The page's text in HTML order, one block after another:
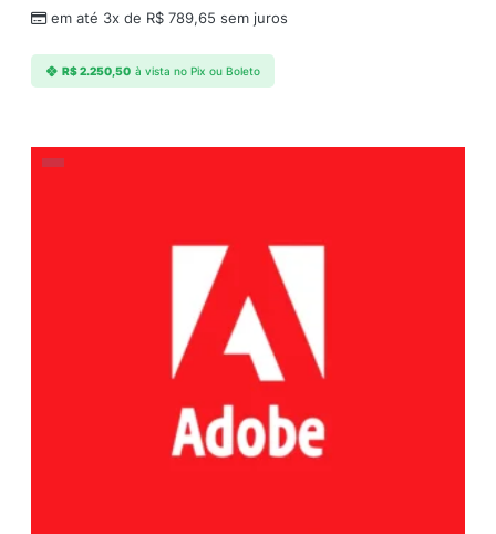
em até 3x de R$ 789,65 sem juros
R$2.250,50 à vista no Pix ou Boleto